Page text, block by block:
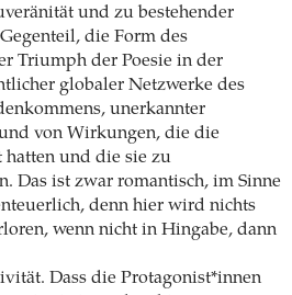
und zu bestehender
die Form des
Triumph der Poesie in der
globaler Netzwerke des
unerkannter
von Wirkungen, die die
hatten und die sie zu
Das ist zwar romantisch, im Sinne
denn hier wird nichts
wenn nicht in Hingabe, dann
Dass die Protagonist*innen